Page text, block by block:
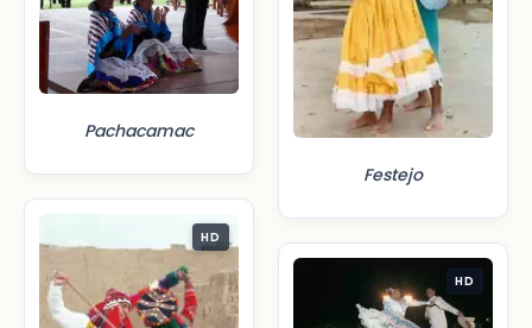
Pachacamac
HD
Festejo
HD